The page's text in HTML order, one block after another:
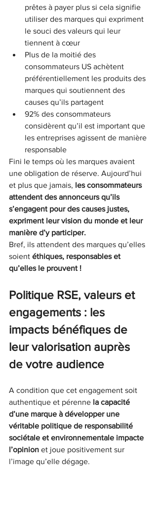
prêtes à payer plus si cela signifie
utiliser des marques qui expriment
le souci des valeurs qui leur
tiennent à cœur
Plus de la moitié des
consommateurs US achètent
préférentiellement les produits des
marques qui soutiennent des
causes qu’ils partagent
92% des consommateurs
considèrent qu’il est important que
les entreprises agissent de manière
responsable
Fini le temps où les marques avaient
une obligation de réserve. Aujourd’hui
et plus que jamais, les consommateurs
attendent des annonceurs qu’ils
s’engagent pour des causes justes,
expriment leur vision du monde et leur
manière d’y participer.
Bref, ils attendent des marques qu’elles
soient éthiques, responsables et
qu’elles le prouvent !
Politique RSE, valeurs et
engagements : les
impacts bénéfiques de
leur valorisation auprès
de votre audience
A condition que cet engagement soit
authentique et pérenne la capacité
d’une marque à développer une
véritable politique de responsabilité
sociétale et environnementale impacte
l’opinion et joue positivement sur
l’image qu’elle dégage.